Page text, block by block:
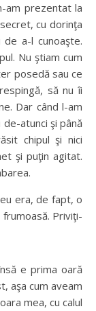
am prezentat la
cu dorinţa
a-l cunoaşte.
Nu ştiam cum
posedă sau ce
să nu îi
Dar când l-am
atunci şi până
chipul şi nici
şi puţin agitat.
era, de fapt, o
frumoasă. Priviţi-
e prima oară
aşa cum aveam
mea, cu calul